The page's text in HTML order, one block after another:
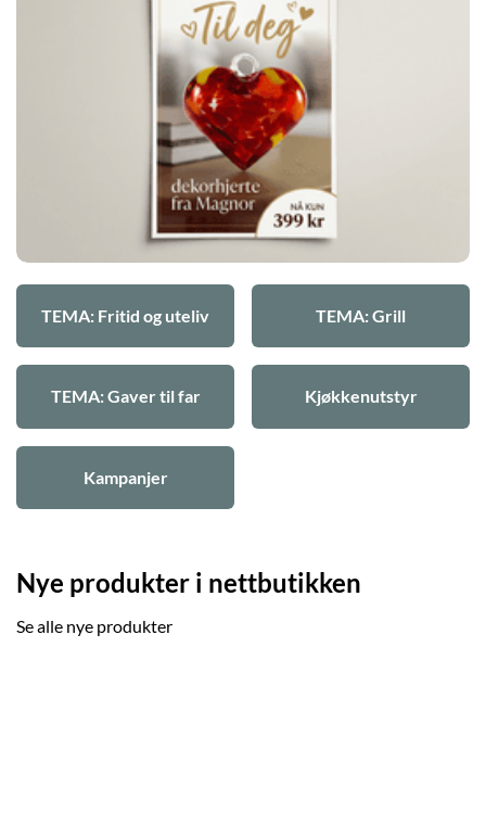
TEMA: Fritid og uteliv TEMA: Grill
TEMA: Gaver til far Kjøkkenutstyr
Kampanjer
Nye produkter i nettbutikken
Se alle nye produkter